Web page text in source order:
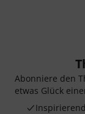
Abonniere den
etwas Glück